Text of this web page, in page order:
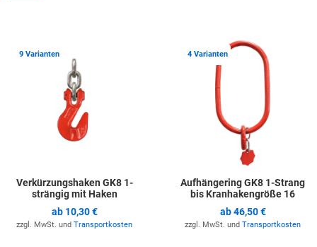
9 Varianten Zur Merkliste hinzufügen
Verkürzungshaken GK8 1-
strängig mit Haken
ab 10,30 €
zzgl. MwSt. und Transportkosten
4 Varianten
Aufhängering GK8 1-Strang
bis Kranhakengröße 16
ab46,50 €
zzgl. MwSt. und Transportkosten